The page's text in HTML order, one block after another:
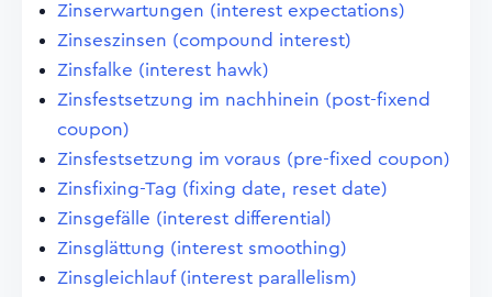
Zinserwartungen (interest expectations)
Zinseszinsen (compound interest)
Zinsfalke (interest hawk)
Zinsfestsetzung im nachhinein (post-fixend
coupon)
Zinsfestsetzung im voraus (pre-fixed coupon)
Zinsfixing-Tag (fixing date, reset date)
Zinsgefälle (interest differential)
Zinsglättung (interest smoothing)
Zinsgleichlauf (interest parallelism)